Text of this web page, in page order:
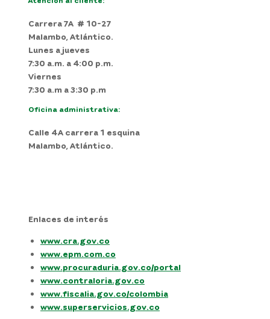
Carrera 7A # 10-27
Malambo, Atlántico.
Lunes a jueves
7:30 a.m. a 4:00 p.m.
Viernes
7:30 a.m a 3:30 p.m
Oficina administrativa:
Calle 4A carrera 1 esquina
Malambo, Atlántico.
Enlaces de interés
www.cra.gov.co
www.epm.com.co
www.procuraduria.gov.co/portal
www.contraloria.gov.co
www.fiscalia.gov.co/colombia
www.superservicios.gov.co